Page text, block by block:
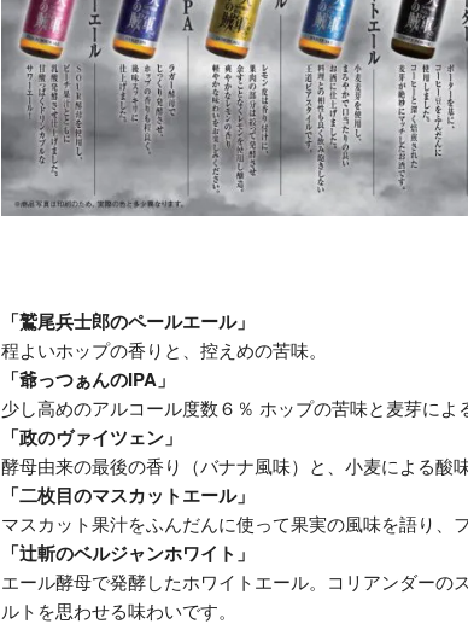
「鷲尾兵士郎のペールエール」
程よいホップの香りと、控えめの苦味。
「爺っつぁんのIPA」
少し高めのアルコール度数６％ ホップの苦味と麦芽によ
「政のヴァイツェン」
酵母由来の最後の香り（バナナ風味）と、小麦による酸
「二枚目のマスカットエール」
マスカット果汁をふんだんに使って果実の風味を語り、
「辻斬のベルジャンホワイト」
エール酵母で発酵したホワイトエール。コリアンダー
ルトを思わせる味わいです。